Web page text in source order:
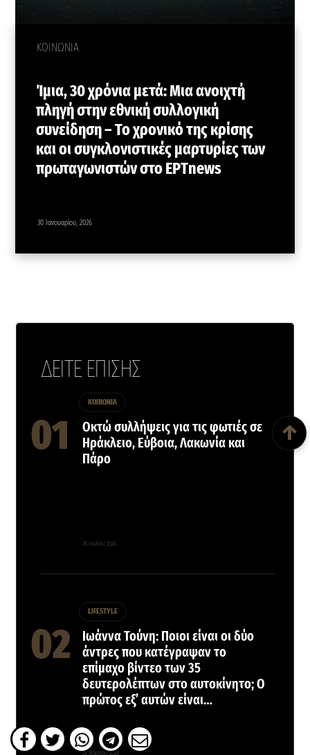
ΚΟΙΝΩΝΙΑ
Ίμια, 30 χρόνια μετά: Μια ανοιχτή
πληγή στην εθνική συλλογική
συνείδηση – Το χρονικό της κρίσης
και οι συγκλονιστικές μαρτυρίες των
πρωταγωνιστών στο ΕΡΤnews
30 Ιανουαρίου, 2026
ΔΕΙΤΕ ΕΠΙΣΗΣ
ΚΟΙΝΩΝΙΑ
Οκτώ συλλήψεις για τις φωτιές σε
Ηράκλειο, Εύβοια, Λακωνία και
Πάρο
29 Ιουλίου, 2026
LIFESTYLE
Ιωάννα Τούνη: Ποιοι είναι οι δύο
άντρες που κατέγραψαν το
επίμαχο βίντεο των 35
δευτερολέπτων στο αυτοκίνητο; Ο
πρώτος εξ’ αυτών είναι…
28 Μαρτίου, 2026
↑